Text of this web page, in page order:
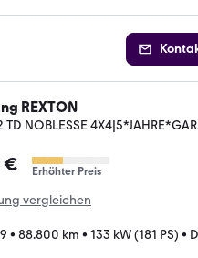
REXTON
TD NOBLESSE
€ Erhöhter Preis
vergleichen
• 88.800 km • 133 kW (181 PS) •